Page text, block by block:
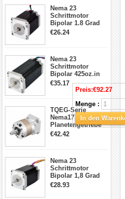
Nema 23
Schrittmotor
Bipolar 1.8 Grad
1.9Nm 3A 3.36V 4
€26.24
Nema 23
Schrittmotor
Bipolar 425oz.in
4.2A 57x57x114mm
4 Draht Hybrid
€35.17
TQEG-Serie
Nema17
Planetengetriebe
5:1 Spiel 15Arc-
€42.42
Nema 23
Schrittmotor
Bipolar 1,8 Grad
2,83Nm 4 A 2,26V
€28.93
Preis:€92.27
Menge :
In den